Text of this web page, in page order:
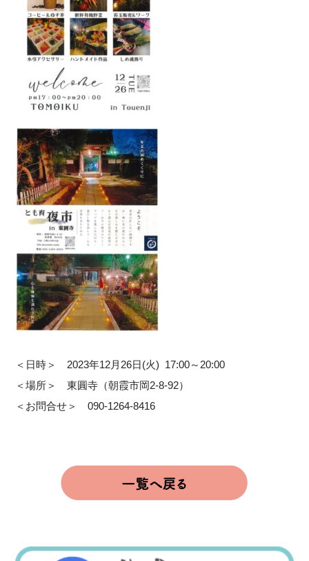
＜日時＞ 2023年12月26日(火) 17:00～20:00
＜場所＞ 東圓寺（朝霞市岡2-8-92）
＜お問合せ＞ 090-1264-8416